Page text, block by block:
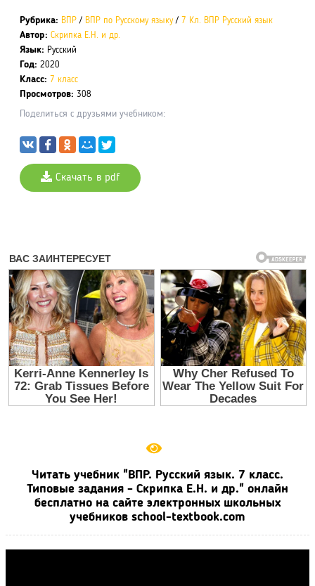
Рубрика: ВПР / ВПР по Русскому языку/ 7 Кл. ВПР Русский язык
Автор: Скрипка Е.Н. и др.
Язык: Русский
Год: 2020
Класс: 7 класс
Просмотров: 308
Поделиться с друзьями учебником:
Скачать в pdf
Читать учебник "ВПР. Русский язык. 7 класс.
Типовые задания - Скрипка Е.Н. и др." онлайн
бесплатно на сайте электронных школьных
учебников school-textbook.com